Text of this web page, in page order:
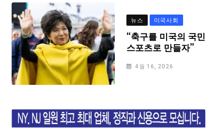
뉴스 미국사회
“축구를 미국의 국민
스포츠로 만들자”
4월 16, 2026